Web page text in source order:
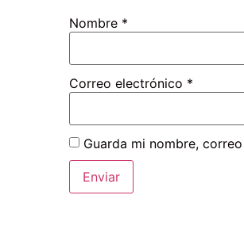
Nombre *
Correo electrónico *
Guarda mi nombre,